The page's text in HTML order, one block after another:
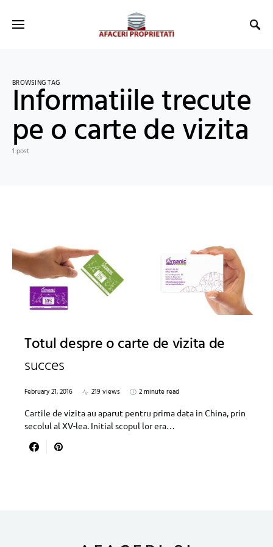
BROWSING TAG
Informatiile trecute
pe o carte de vizita
1 post
Totul despre o carte de vizita de
succes
February 21, 2016 219 views
2 minute read
Cartile de vizita au aparut pentru prima data in China, prin
secolul al XV-lea. Initial scopul lor era…